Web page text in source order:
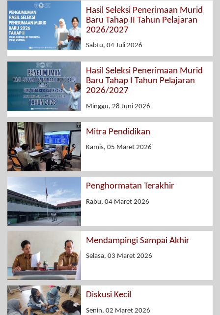
Hasil Seleksi Penerimaan Murid
Baru Tahap II Tahun Pelajaran
2026/2027
Sabtu, 04 Juli 2026
Hasil Seleksi Penerimaan Murid
Baru Tahap I Tahun Pelajaran
2026/2027
Minggu, 28 Juni 2026
Mitra Pendidikan
Kamis, 05 Maret 2026
Penghormatan Terakhir
Rabu, 04 Maret 2026
Mendampingi Sampai Akhir
Selasa, 03 Maret 2026
Diskusi Kecil
Senin, 02 Maret 2026